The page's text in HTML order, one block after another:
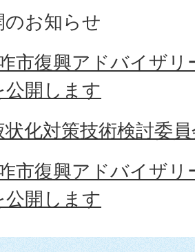
のお知らせ
市復興アドバイザリ
公開します
状化対策技術検討委
市復興アドバイザリ
公開します